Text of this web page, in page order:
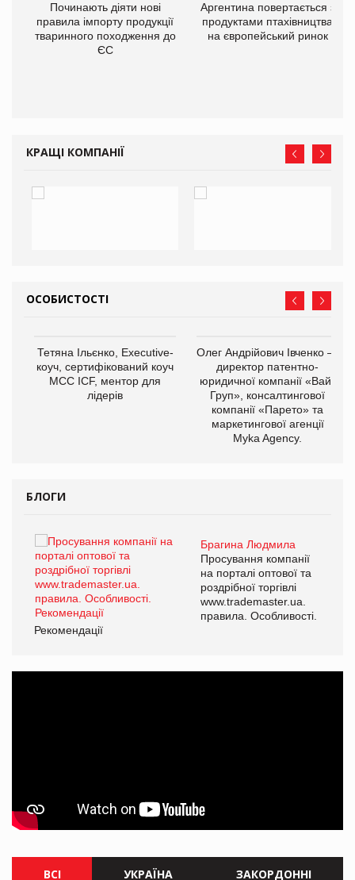
Починають діяти нові
правила імпорту продукції
тваринного походження до
ЄС
Аргентина повертається з
продуктами птахівництва
на європейський ринок
КРАЩІ КОМПАНІЇ
ОСОБИСТОСТІ
Тетяна Ільєнко, Executive-
коуч, сертифікований коуч
МСС ICF, ментор для
лідерів
Олег Андрійович Івченко —
директор патентно-
юридичної компанії «Вайз
Груп», консалтингової
компанії «Парето» та
маркетингової агенції
Myka Agency.
БЛОГИ
Брагина Людмила
Просування компанії
на порталі оптової та
роздрібної торгівлі
www.trademaster.ua.
правила. Особливості.
Рекомендації
ВСІ УКРАЇНА ЗАКОРДОННІ